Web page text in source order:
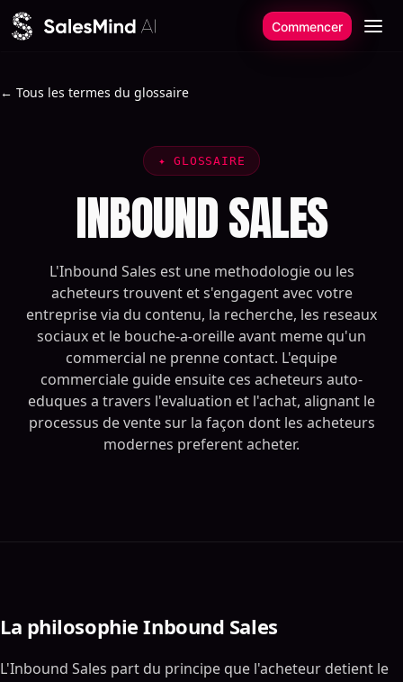
Aller au contenu
Commencer
← Tous les termes du glossaire
✦GLOSSAIRE
INBOUND SALES
L'Inbound Sales est une methodologie ou les
acheteurs trouvent et s'engagent avec votre
entreprise via du contenu, la recherche, les reseaux
sociaux et le bouche-a-oreille avant meme qu'un
commercial ne prenne contact. L'equipe
commerciale guide ensuite ces acheteurs auto-
eduques a travers l'evaluation et l'achat, alignant le
processus de vente sur la façon dont les acheteurs
modernes preferent acheter.
La philosophie Inbound Sales
L'Inbound Sales part du principe que l'acheteur detient le